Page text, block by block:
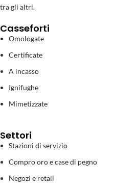
tra gli altri.
Casseforti
Omologate
Certificate
A incasso
Ignifughe
Mimetizzate
Settori
Stazioni di servizio
Compro oro e case di pegno
Negozi e retail